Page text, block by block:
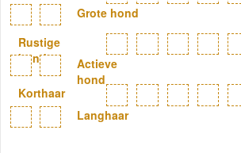
Grote hond
Rustige
hond
Actieve
hond
Korthaar
Langhaar